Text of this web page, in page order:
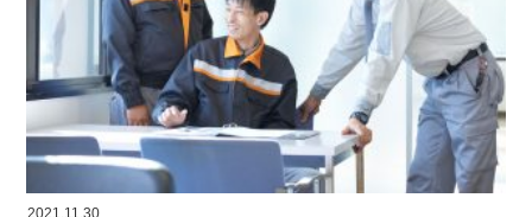
2021.11.30